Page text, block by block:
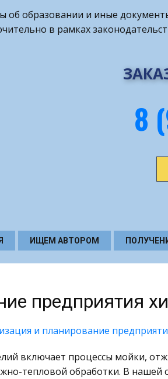
образовании и иные
в рамках
8
ИЩЕМ АВТОРОМ
предприятия
и планирование
включает процессы мойки,
тепловой обработки. В нашей